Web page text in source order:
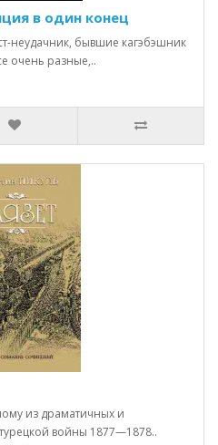
в один конец
неудачник, бывшие кагэбэшник
очень разные,..
из драматичных и
войны 1877—1878..